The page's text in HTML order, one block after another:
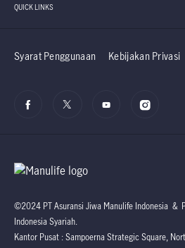
QUICK LINKS
Syarat Penggunaan Kebijakan Privasi
©2024 PT Asuransi Jiwa Manulife Indonesia &
Indonesia Syariah.
Kantor Pusat : Sampoerna Strategic Square,